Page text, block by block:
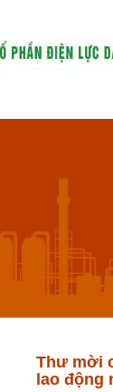
Thư mời
lao động